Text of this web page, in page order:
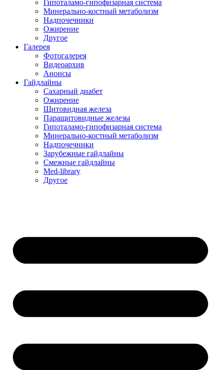
Гипоталамо-гипофизарная система
Минерально-костный метаболизм
Надпочечники
Ожирение
Другое
Галерея
Фотогалерея
Видеоархив
Анонсы
Гайдлайны
Сахарный диабет
Ожирение
Щитовидная железа
Паращитовидные железы
Гипоталамо-гипофизарная система
Минерально-костный метаболизм
Надпочечники
Зарубежные гайдлайны
Смежные гайдлайны
Med-library
Другое